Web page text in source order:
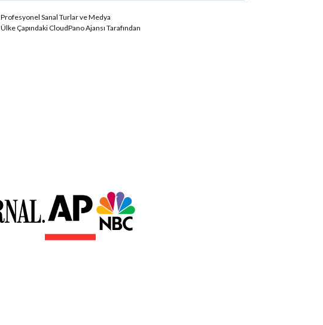
Profesyonel Sanal Turlar ve Medya
Ülke Çapındaki CloudPano Ajansı Tarafından